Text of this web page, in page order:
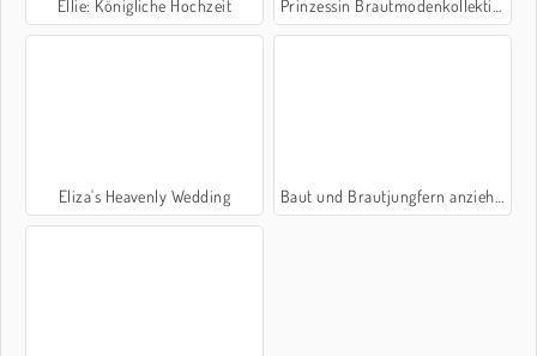
Ellie: Königliche Hochzeit Prinzessin Brautmodenkollektion
Eliza's Heavenly Wedding Baut und Brautjungfern anziehen